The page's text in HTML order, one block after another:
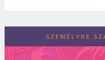
SZEMÉLYRE